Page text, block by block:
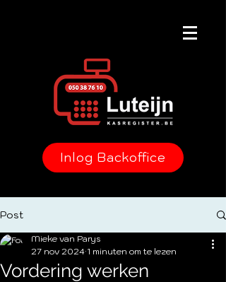
Inlog Backoffice
Post
Vordering werken
Mieke van Parys
27 nov 2024 1 minuten om te lezen